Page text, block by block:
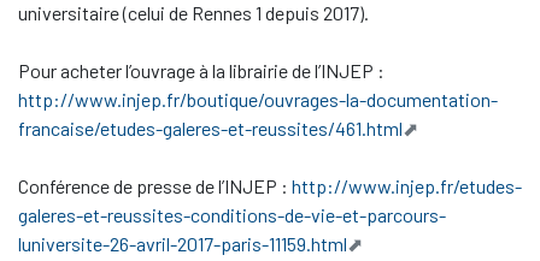
universitaire (celui de Rennes 1 depuis 2017).
Pour acheter l’ouvrage à la librairie de l’INJEP :
http://www.injep.fr/boutique/ouvrages-la-documentation-
francaise/etudes-galeres-et-reussites/461.html
Conférence de presse de l’INJEP : http://www.injep.fr/etudes-
galeres-et-reussites-conditions-de-vie-et-parcours-
luniversite-26-avril-2017-paris-11159.html